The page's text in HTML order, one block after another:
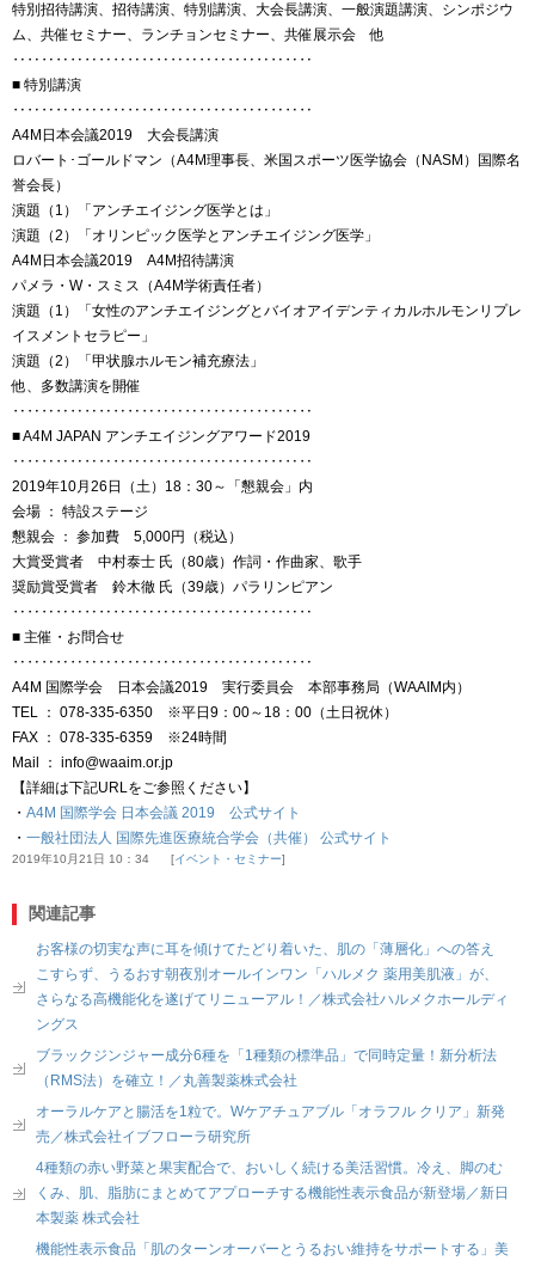
特別招待講演、招待講演、特別講演、大会長講演、一般演題講演、シンポジウ
ム、共催セミナー、ランチョンセミナー、共催展示会 他
‥‥‥‥‥‥‥‥‥‥‥‥‥‥‥‥‥‥‥‥‥
■ 特別講演
‥‥‥‥‥‥‥‥‥‥‥‥‥‥‥‥‥‥‥‥‥
A4M日本会議2019 大会長講演
ロバート･ゴールドマン（A4M理事長、米国スポーツ医学協会（NASM）国際名
誉会長）
演題（1）「アンチエイジング医学とは」
演題（2）「オリンピック医学とアンチエイジング医学」
A4M日本会議2019 A4M招待講演
パメラ・W・スミス（A4M学術責任者）
演題（1）「女性のアンチエイジングとバイオアイデンティカルホルモンリプレ
イスメントセラピー」
演題（2）「甲状腺ホルモン補充療法」
他、多数講演を開催
‥‥‥‥‥‥‥‥‥‥‥‥‥‥‥‥‥‥‥‥‥
■ A4M JAPAN アンチエイジングアワード2019
‥‥‥‥‥‥‥‥‥‥‥‥‥‥‥‥‥‥‥‥‥
2019年10月26日（土）18：30～「懇親会」内
会場 ： 特設ステージ
懇親会 ： 参加費 5,000円（税込）
大賞受賞者 中村泰士 氏（80歳）作詞・作曲家、歌手
奨励賞受賞者 鈴木徹 氏（39歳）パラリンピアン
‥‥‥‥‥‥‥‥‥‥‥‥‥‥‥‥‥‥‥‥‥
■ 主催・お問合せ
‥‥‥‥‥‥‥‥‥‥‥‥‥‥‥‥‥‥‥‥‥
A4M 国際学会 日本会議2019 実行委員会 本部事務局（WAAIM内）
TEL ： 078-335-6350 ※平日9：00～18：00（土日祝休）
FAX ： 078-335-6359 ※24時間
Mail ： info@waaim.or.jp
【詳細は下記URLをご参照ください】
・ A4M 国際学会 日本会議 2019 公式サイト
・ 一般社団法人 国際先進医療統合学会（共催） 公式サイト
2019年10月21日 10：34 イベント・セミナー
関連記事
お客様の切実な声に耳を傾けてたどり着いた、肌の「薄層化」への答え
こすらず、うるおす朝夜別オールインワン「ハルメク 薬用美肌液」が、
さらなる高機能化を遂げてリニューアル！／株式会社ハルメクホールディ
ングス
ブラックジンジャー成分6種を「1種類の標準品」で同時定量！新分析法
（RMS法）を確立！／丸善製薬株式会社
オーラルケアと腸活を1粒で。Wケアチュアブル「オラフル クリア」新発
売／株式会社イブフローラ研究所
4種類の赤い野菜と果実配合で、おいしく続ける美活習慣。冷え、脚のむ
くみ、肌、脂肪にまとめてアプローチする機能性表示食品が新登場／新日
本製薬 株式会社
機能性表示食品「肌のターンオーバーとうるおい維持をサポートする」美